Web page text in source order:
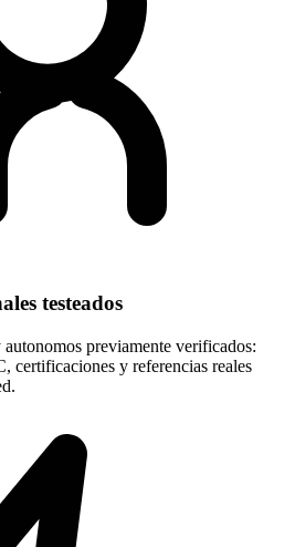
testeados
previamente verificados:
certificaciones y referencias reales